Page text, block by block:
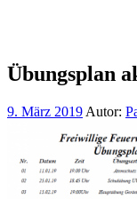
Übungsplan
9. März 2019 Autor: